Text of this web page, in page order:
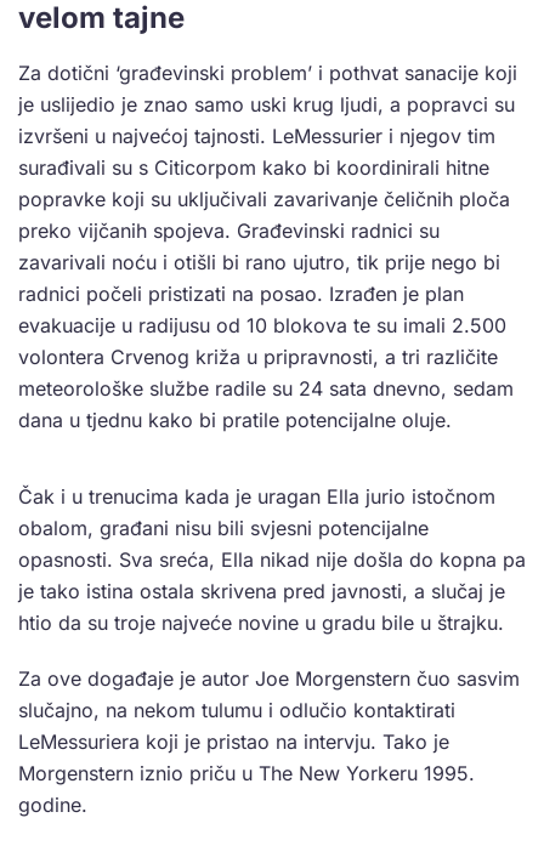
velom tajne
Za dotični ‘građevinski problem’ i pothvat sanacije koji
je uslijedio je znao samo uski krug ljudi, a popravci su
izvršeni u najvećoj tajnosti. LeMessurier i njegov tim
surađivali su s Citicorpom kako bi koordinirali hitne
popravke koji su uključivali zavarivanje čeličnih ploča
preko vijčanih spojeva. Građevinski radnici su
zavarivali noću i otišli bi rano ujutro, tik prije nego bi
radnici počeli pristizati na posao. Izrađen je plan
evakuacije u radijusu od 10 blokova te su imali 2.500
volontera Crvenog križa u pripravnosti, a tri različite
meteorološke službe radile su 24 sata dnevno, sedam
dana u tjednu kako bi pratile potencijalne oluje.
Čak i u trenucima kada je uragan Ella jurio istočnom
obalom, građani nisu bili svjesni potencijalne
opasnosti. Sva sreća, Ella nikad nije došla do kopna pa
je tako istina ostala skrivena pred javnosti, a slučaj je
htio da su troje najveće novine u gradu bile u štrajku.
Za ove događaje je autor Joe Morgenstern čuo sasvim
slučajno, na nekom tulumu i odlučio kontaktirati
LeMessuriera koji je pristao na intervju. Tako je
Morgenstern iznio priču u The New Yorkeru 1995.
godine.